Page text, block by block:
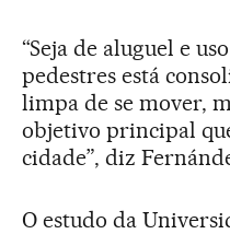
“Seja de aluguel e
pedestres está
limpa de se mover,
objetivo principal
cidade”, diz
O estudo da